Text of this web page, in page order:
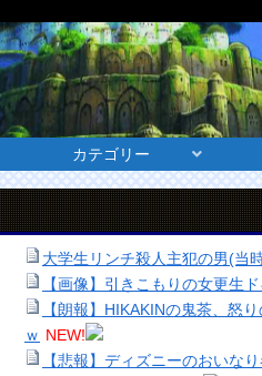
カテゴリー
大学生リンチ殺人主犯の男(当
【画像】引きこもりの女更生
【朗報】HIKAKINの鬼茶、怒
ｗ NEW!
【悲報】ディズニーのおいな